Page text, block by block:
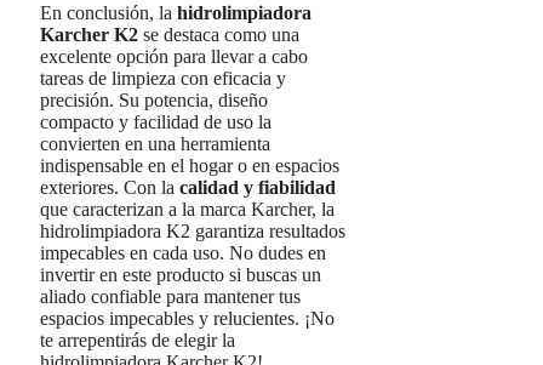
En conclusión, la hidrolimpiadora
Karcher K2 se destaca como una
excelente opción para llevar a cabo
tareas de limpieza con eficacia y
precisión. Su potencia, diseño
compacto y facilidad de uso la
convierten en una herramienta
indispensable en el hogar o en espacios
exteriores. Con la calidad y fiabilidad
que caracterizan a la marca Karcher, la
hidrolimpiadora K2 garantiza resultados
impecables en cada uso. No dudes en
invertir en este producto si buscas un
aliado confiable para mantener tus
espacios impecables y relucientes. ¡No
te arrepentirás de elegir la